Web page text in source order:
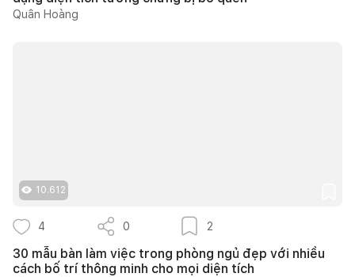
Quân Hoàng
10.612
4 0 2
30 mẫu bàn làm việc trong phòng ngủ đẹp với nhiều
cách bố trí thông minh cho mọi diện tích